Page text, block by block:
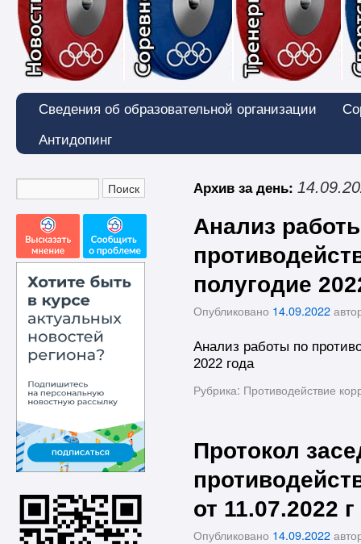
Сведения об образовательной организации
Антидопинг
Архив за день:
Анализ
полугодие
Опубликовано 14.09.2022
Анализ работы по
2022 года
Рубрика: Противодействие
Протокол
от 11.07.2022 г
Опубликовано 14.09.2022